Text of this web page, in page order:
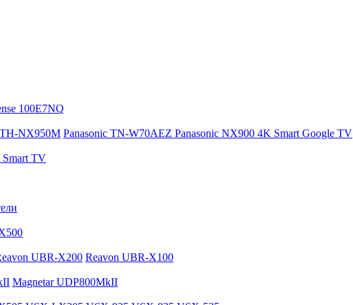
100E7NQ
NX950M Panasonic TN-W70AEZ Panasonic NX900 4K Smart Google TV
TV
UBR-X200 Reavon UBR-X100
Magnetar UDP800MkII